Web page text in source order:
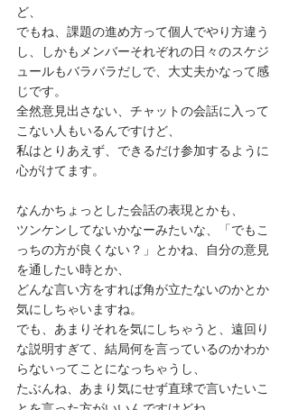
ど、
でもね、課題の進め方って個人でやり方違う
し、しかもメンバーそれぞれの日々のスケジ
ュールもバラバラだしで、大丈夫かなって感
じです。
全然意見出さない、チャットの会話に入って
こない人もいるんですけど、
私はとりあえず、できるだけ参加するように
心がけてます。
なんかちょっとした会話の表現とかも、
ツンケンしてないかなーみたいな、「でもこ
っちの方が良くない？」とかね、自分の意見
を通したい時とか、
どんな言い方をすれば角が立たないのかとか
気にしちゃいますね。
でも、あまりそれを気にしちゃうと、遠回り
な説明すぎて、結局何を言っているのかわか
らないってことになっちゃうし、
たぶんね、あまり気にせず直球で言いたいこ